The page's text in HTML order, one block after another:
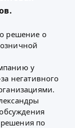
решение о
у
негативного
по